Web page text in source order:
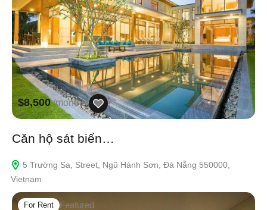
$8,500 /monthly
Căn hộ sát biển…
5 Trường Sa, Street, Ngũ Hành Sơn, Đà Nẵng 550000,
Vietnam
For Rent Featured